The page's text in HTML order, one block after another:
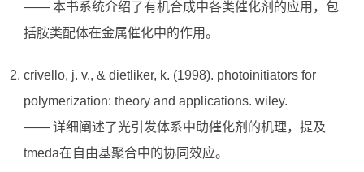
—— 本书系统介绍了有机合成中各类催化剂的应用，包
括胺类配体在金属催化中的作用。
crivello, j. v., & dietliker, k. (1998). photoinitiators for
polymerization: theory and applications. wiley.
—— 详细阐述了光引发体系中助催化剂的机理，提及
tmeda在自由基聚合中的协同效应。